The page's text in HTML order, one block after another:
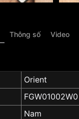
Thông số Video
Orient
FGW01002W0
Nam